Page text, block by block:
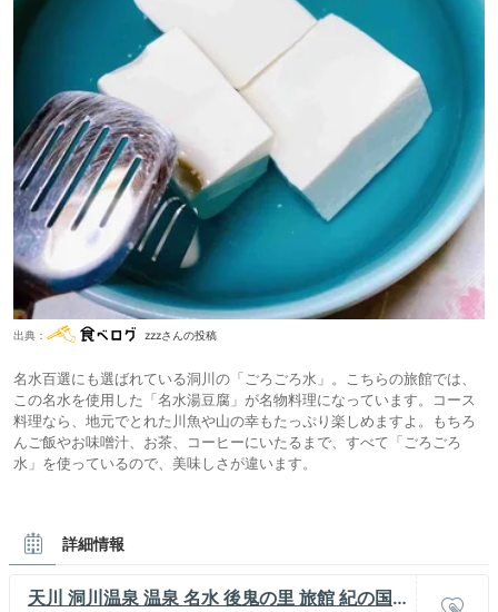
出典： zzzさんの投稿
名水百選にも選ばれている洞川の「ごろごろ水」。こちらの旅館では、
この名水を使用した「名水湯豆腐」が名物料理になっています。コース
料理なら、地元でとれた川魚や山の幸もたっぷり楽しめますよ。もちろ
んご飯やお味噌汁、お茶、コーヒーにいたるまで、すべて「ごろごろ
水」を使っているので、美味しさが違います。
詳細情報
天川 洞川温泉 温泉 名水 後鬼の里 旅館 紀の国